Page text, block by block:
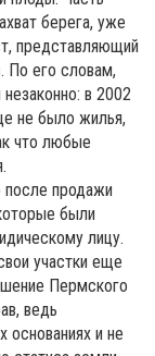
берега, уже
представляющий
По его словам,
в 2002
не было жилья,
что любые
после продажи
были
лицу.
участки еще
Пермского
ведь
основаниях и не